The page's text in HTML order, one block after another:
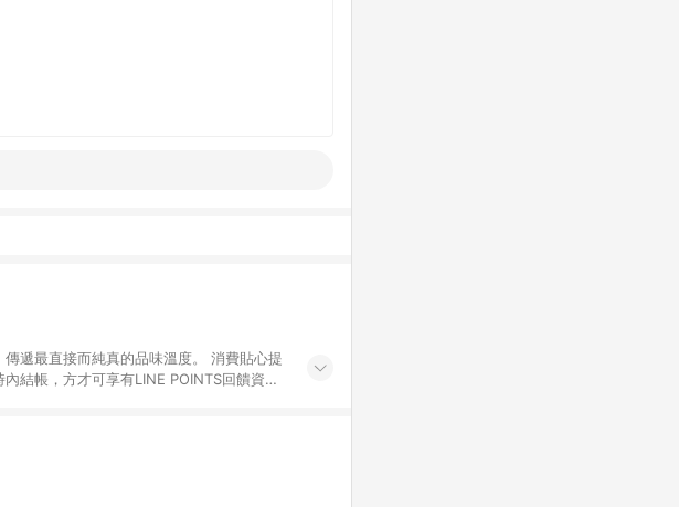
遞最直接而純真的品味溫度。 消費貼心提
結帳，方才可享有LINE POINTS回饋資